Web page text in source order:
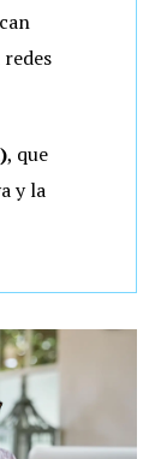
, que
y la